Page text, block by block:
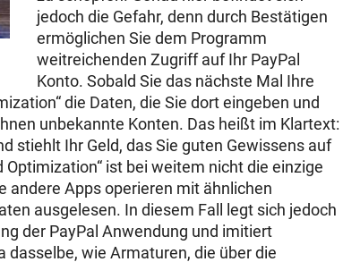
jedoch die Gefahr, denn durch Bestätigen
ermöglichen Sie dem Programm
weitreichenden Zugriff auf Ihr PayPal
Konto. Sobald Sie das nächste Mal Ihre
die Daten, die Sie dort eingeben und
unbekannte Konten. Das heißt im Klartext:
stiehlt Ihr Geld, das Sie guten Gewissens auf
ist bei weitem nicht die einzige
andere Apps operieren mit ähnlichen
ausgelesen. In diesem Fall legt sich jedoch
der PayPal Anwendung und imitiert
dasselbe, wie Armaturen, die über die